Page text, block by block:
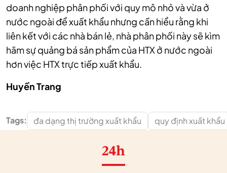
doanh nghiệp phân phối với quy mô nhỏ và vừa ở
nước ngoài để xuất khẩu nhưng cần hiểu rằng khi
liên kết với các nhà bán lẻ, nhà phân phối này sẽ kìm
hãm sự quảng bá sản phẩm của HTX ở nước ngoài
hơn việc HTX trực tiếp xuất khẩu.
Huyền Trang
Tags: đa dạng thị trường xuất khẩu quy định xuất khẩu
24h